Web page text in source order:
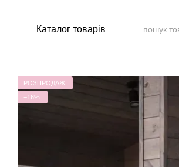
Каталог товарів
РОЗПРОДАЖ
−16%